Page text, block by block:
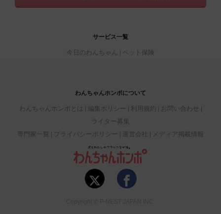
サービス一覧
今日のわんちゃん ペット保険
わんちゃんホンポについて
わんちゃんホンポとは 編集ポリシー 利用規約
お問い合わせ
ライター募集
専門家一覧
プライバシーポリシー 運営会社 メディア掲載情報